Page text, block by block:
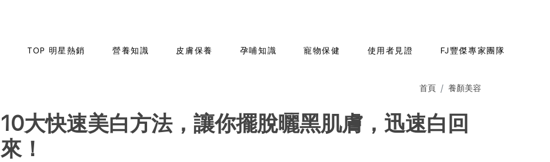
TOP 明星熱銷 營養知識 皮膚保養 孕哺知識 寵物保健 使用者見證 FJ豐傑專家團隊
首頁 養顏美容
10大快速美白方法，讓你擺脫曬黑肌膚，迅速白回
來！